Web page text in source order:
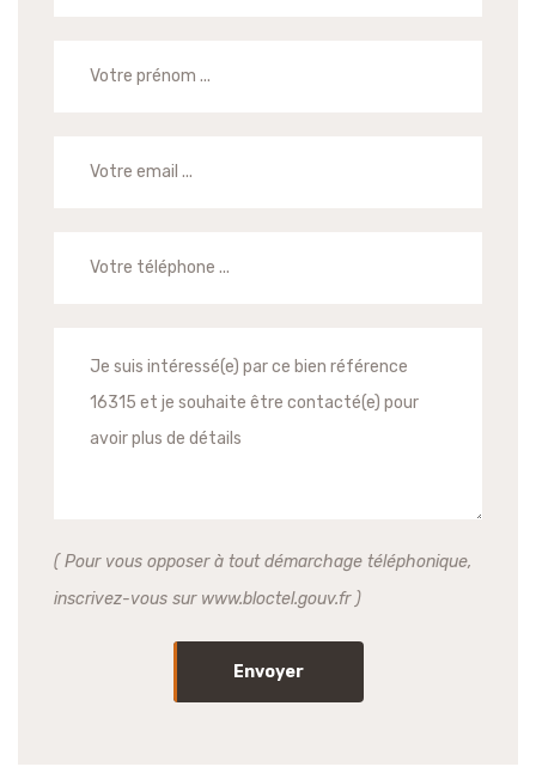
( Pour vous opposer à tout démarchage téléphonique,
inscrivez-vous sur www.bloctel.gouv.fr )
Envoyer